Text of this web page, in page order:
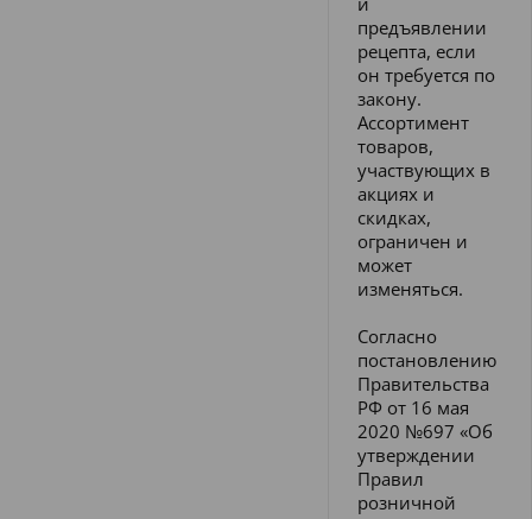
предъявлении
рецепта, если
он требуется по
закону.
Ассортимент
товаров,
участвующих в
акциях и
скидках,
ограничен и
может
изменяться.
Согласно
постановлению
Правительства
РФ от 16 мая
2020 №697 «Об
утверждении
Правил
розничной